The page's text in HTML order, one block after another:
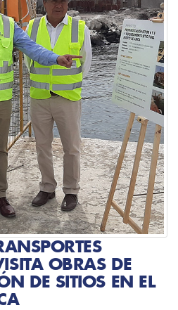
OBRAS DE
DE SITIOS EN EL